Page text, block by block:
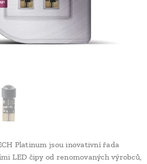
Platinum jsou inovativní řada
LED čipy od renomovaných výrobců,